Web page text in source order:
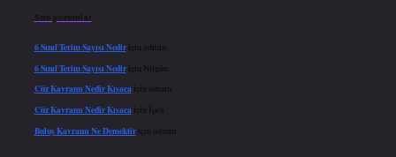
Son yorumlar
6 Sınıf Terim Sayısı Nediriçin admin
6 Sınıf Terim Sayısı Nediriçin Nilgün
Cüz Kavramı Nedir Kısacaiçin admin
Cüz Kavramı Nedir Kısacaiçin
İpek
Buluş Kavramı Ne Demektiriçin admin